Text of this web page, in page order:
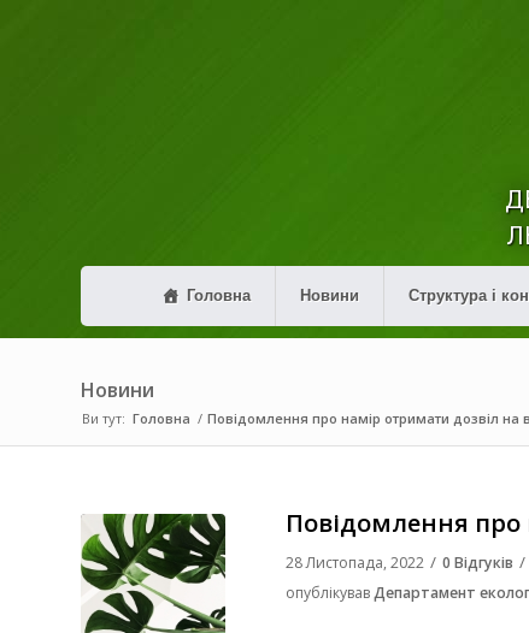
Головна Новини Структура і
Новини
Ви тут: Головна / Повідомлення про намір отримати дозвіл на
Повідомлення про
28 Листопада, 2022 / 0 Відгуків /
опублікувавДепартамент